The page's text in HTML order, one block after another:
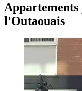
Appartements
l'Outaouais